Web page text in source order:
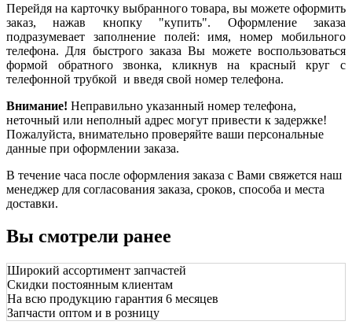
Перейдя на карточку выбранного товара, вы можете оформить
заказ, нажав кнопку "купить". Оформление заказа
подразумевает заполнение полей: имя, номер мобильного
телефона. Для быстрого заказа Вы можете воспользоваться
формой обратного звонка, кликнув на красный круг с
телефонной трубкой и введя свой номер телефона.
Внимание! Неправильно указанный номер телефона,
неточный или неполный адрес могут привести к задержке!
Пожалуйста, внимательно проверяйте ваши персональные
данные при оформлении заказа.
В течение часа после оформления заказа с Вами свяжется наш
менеджер для согласования заказа, сроков, способа и места
доставки.
Вы смотрели ранее
Широкий ассортимент запчастей
Скидки постоянным клиентам
На всю продукцию гарантия 6 месяцев
Запчасти оптом и в розницу